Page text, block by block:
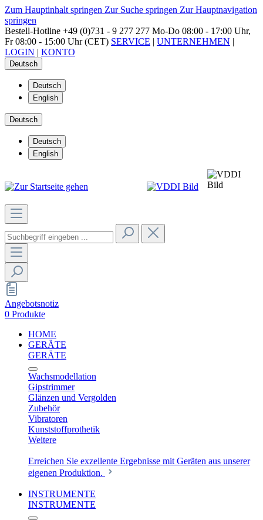
Zum Hauptinhalt springen Zur Suche springen Zur Hauptnavigation
springen
Bestell-Hotline +49 (0)731 - 9 277 277 Mo-Do 08:00 - 17:00 Uhr,
Fr 08:00 - 15:00 Uhr (CET) SERVICE | UNTERNEHMEN |
LOGIN | KONTO
Deutsch
Deutsch
English
Deutsch
Deutsch
English
Angebotsnotiz
0 Produkte
HOME
GERÄTE
GERÄTE
Wachsmodellation
Gipstrimmer
Glänzen und Vergolden
Zubehör
Vibratoren
Kunststoffprothetik
Weitere
Erreichen Sie exzellente Ergebnisse mit Geräten aus unserer
eigenen Produktion.
INSTRUMENTE
INSTRUMENTE